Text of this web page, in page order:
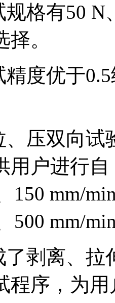
格有50 N
。
度优于
压双向试
用户进行
150 mm/
500 mm/
剥离、拉
程序，为